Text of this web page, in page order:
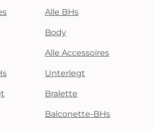
Alle BHs
Body
Alle Accessoires
Unterlegt
Bralette
Balconette-BHs